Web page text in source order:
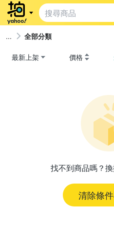
全部分類
最新上架 價格
找不到商品嗎？
清除條